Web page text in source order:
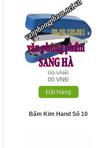
00 VNĐ
00 VNĐ
Đặt Hàng
Bấm Kim Hand Số 10